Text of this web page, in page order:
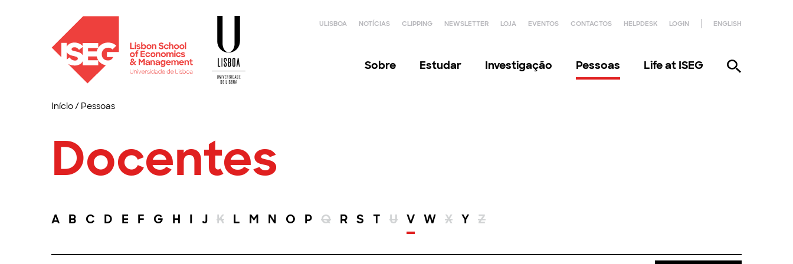
ULISBOA NOTÍCIAS CLIPPING NEWSLETTER LOJA EVENTOS CONTACTOS HELPDESK LOGIN ENGLISH
Sobre Estudar Investigação Pessoas Life at ISEG
Início/ Pessoas
Docentes
A B C D E F G H I J K L M N O P Q R S T U V W X Y Z